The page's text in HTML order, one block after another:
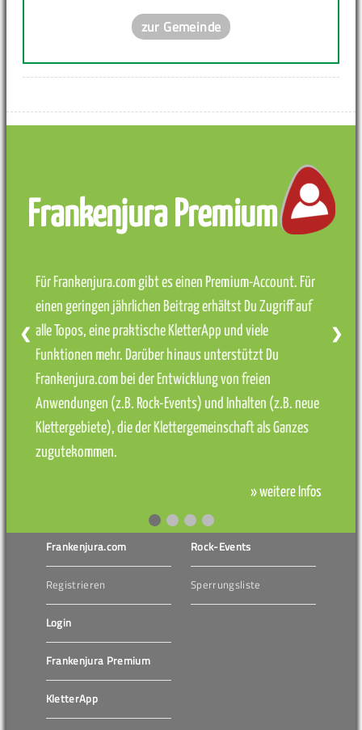
zur Gemeinde
Frankenjura Premium
Für Frankenjura.com gibt es einen Premium-Account. Für
einen geringen jährlichen Beitrag erhältst Du Zugriff auf
alle Topos, eine praktische KletterApp und viele
Funktionen mehr. Darüber hinaus unterstützt Du
Frankenjura.com bei der Entwicklung von freien
Anwendungen (z.B. Rock-Events) und Inhalten (z.B. neue
Klettergebiete), die der Klettergemeinschaft als Ganzes
zugutekommen.
» weitere Infos
❮ ❯
Frankenjura.com
Registrieren
Login
Frankenjura Premium
KletterApp
Rock-Events
Sperrungsliste